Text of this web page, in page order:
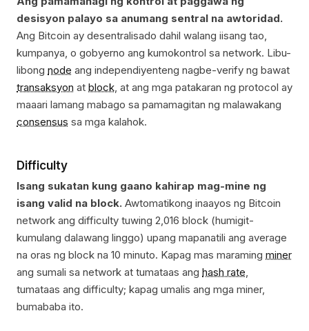
desisyon palayo sa anumang sentral na awtoridad.
Ang Bitcoin ay desentralisado dahil walang iisang tao,
kumpanya, o gobyerno ang kumokontrol sa network. Libu-
libong node ang independiyenteng nagbe-verify ng bawat
transaksyon at block, at ang mga patakaran ng protocol ay
maaari lamang mabago sa pamamagitan ng malawakang
consensus sa mga kalahok.
Difficulty
Isang sukatan kung gaano kahirap mag-mine ng
isang valid na block. Awtomatikong inaayos ng Bitcoin
network ang difficulty tuwing 2,016 block (humigit-
kumulang dalawang linggo) upang mapanatili ang average
na oras ng block na 10 minuto. Kapag mas maraming miner
ang sumali sa network at tumataas ang hash rate,
tumataas ang difficulty; kapag umalis ang mga miner,
bumababa ito.